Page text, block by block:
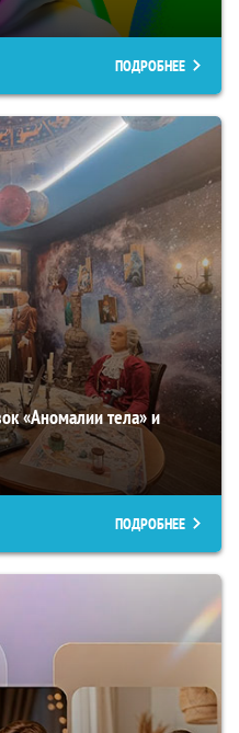
ПОДРОБНЕЕ
«Аномалии тела» и
ПОДРОБНЕЕ